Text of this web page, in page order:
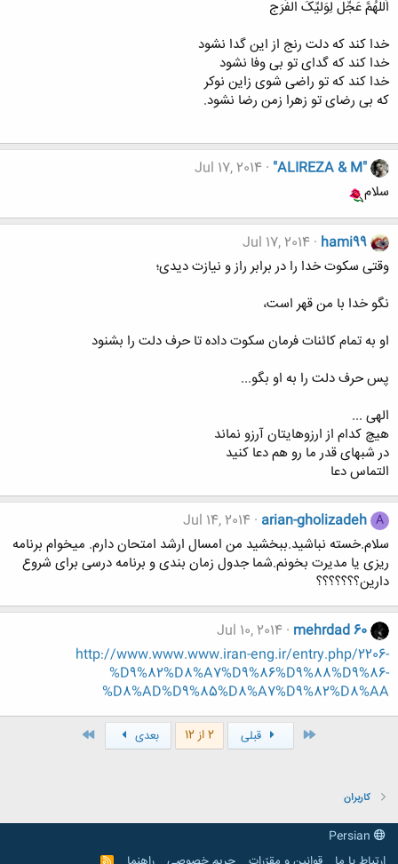
اَللّهُمَّ عَجِّل لِوَلیِّکَ الفَرَج
خدا کند که دلت رنج از این گدا نشود
خدا کند که گدای تو بی وفا نشود
خدا کند که تو راضی شوی زاین نوکر
که بی رضای تو زهرا زمن رضا نشود.
"ALIREZA & M"
Jul 17, 2014
سلام
hami99
Jul 17, 2014
وقتی سکوت خدا را در برابر راز و نیازت دیدی؛
نگو خدا با من قهر است،
او به تمام کائنات فرمان سکوت داده تا حرف دلت را بشنود
پس حرف دلت را به او بگو...
الهی ...
هیچ کدام از ارزوهایتان آرزو نماند
در شبهای قدر ما رو هم دعا کنید
التماس دعا
A
arian-gholizadeh
Jul 14, 2014
سلام.خسته نباشید.ببخشید من امسال ارشد امتحان دارم. میخوام برنامه
ریزی یا مدیرت بخونم.شما جدول زمان بندی و برنامه درسی برای شروع
دارین؟؟؟؟؟؟؟
mehrdad 60
Jul 10, 2014
http://www.www.www.iran-eng.ir/entry.php/2206-
%D9%82%D8%A7%D9%86%D9%88%D9%86-
%D8%AD%D9%85%D8%A7%D9%82%D8%AA
اول قبلی 2 از 12 بعدی
کاربران
R